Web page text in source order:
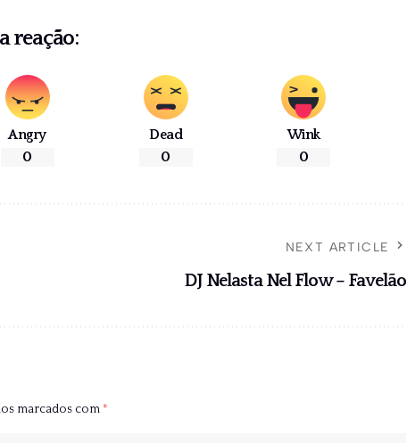
reação:
Angry
0
Dead
0
Wink
0
NEXT ARTICLE
DJ Nelasta Nel Flow – Favelão
marcados com*